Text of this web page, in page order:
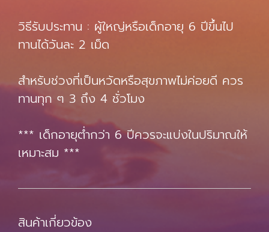
วิธีรับประทาน : ผู้ใหญ่หรือเด็กอายุ 6 ปีขึ้นไป
ทานได้วันละ 2 เม็ด
สำหรับช่วงที่เป็นหวัดหรือสุขภาพไม่ค่อยดี ควร
ทานทุก ๆ 3 ถึง 4 ชั่วโมง
*** เด็กอายุต่ำกว่า 6 ปีควรจะแบ่งในปริมาณให้
เหมาะสม ***
สินค้าเกี่ยวข้อง